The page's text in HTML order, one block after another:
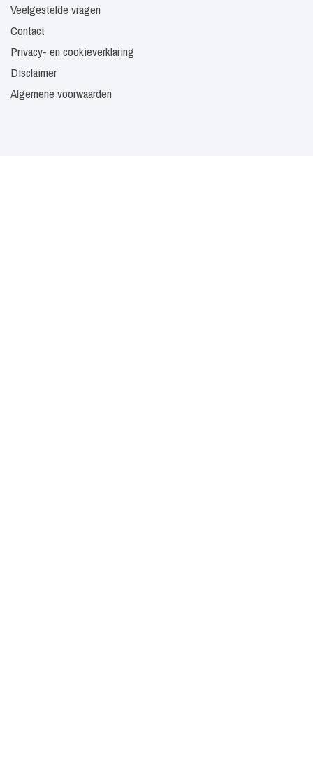
Veelgestelde vragen
Contact
Privacy- en cookieverklaring
Disclaimer
Algemene voorwaarden